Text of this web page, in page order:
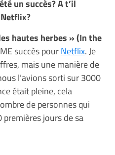
un succès? A t’il
hautes herbes » (In the
succès pourNetflix. Je
mais une manière de
l’avions sorti sur 3000
était pleine, cela
de personnes qui
jours de sa